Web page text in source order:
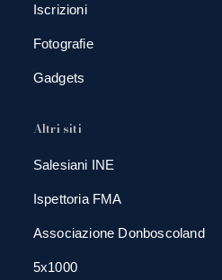
Iscrizioni
Fotografie
Gadgets
Altri siti
Salesiani INE
Ispettoria FMA
Associazione Donboscoland
5x1000